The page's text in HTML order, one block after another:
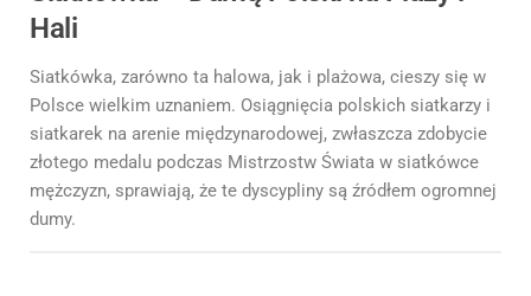
Hali
Siatkówka, zarówno ta halowa, jak i plażowa, cieszy się w
Polsce wielkim uznaniem. Osiągnięcia polskich siatkarzy i
siatkarek na arenie międzynarodowej, zwłaszcza zdobycie
złotego medalu podczas Mistrzostw Świata w siatkówce
mężczyzn, sprawiają, że te dyscypliny są źródłem ogromnej
dumy.